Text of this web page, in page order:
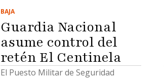
BAJA
Guardia Nacional
asume control del
retén El Centinela
El Puesto Militar de Seguridad